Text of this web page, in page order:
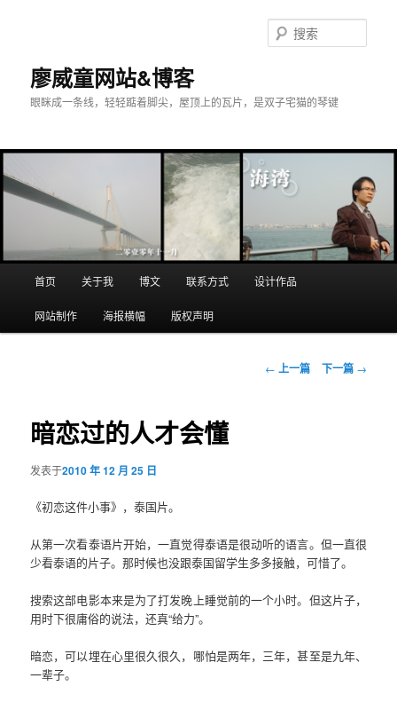
廖威童网站&博客
眼眯成一条线，轻轻踮着脚尖，屋顶上的瓦片，是双子宅猫的琴键
索
跳
至
容
区
域
首页 关于我 博文 联系方式 设计作品
网站制作 海报横幅 版权声明
文
← 上一篇 下一篇 →
暗恋过的人才会懂
发表于2010 年 12 月 25 日
《初恋这件小事》，泰国片。
从第一次看泰语片开始，一直觉得泰语是很动听的语言。但一直很
少看泰语的片子。那时候也没跟泰国留学生多多接触，可惜了。
搜索这部电影本来是为了打发晚上睡觉前的一个小时。但这片子，
用时下很庸俗的说法，还真“给力”。
暗恋，可以埋在心里很久很久，哪怕是两年，三年，甚至是九年、
一辈子。